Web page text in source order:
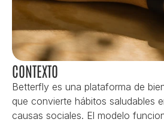
CONTEXTO
Betterfly es una plataforma de
que convierte hábitos saludables
causas sociales. El modelo